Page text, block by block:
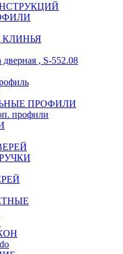
КЛИНЬЯ
дверная , S-552.08
ПРОФИЛИ
профили